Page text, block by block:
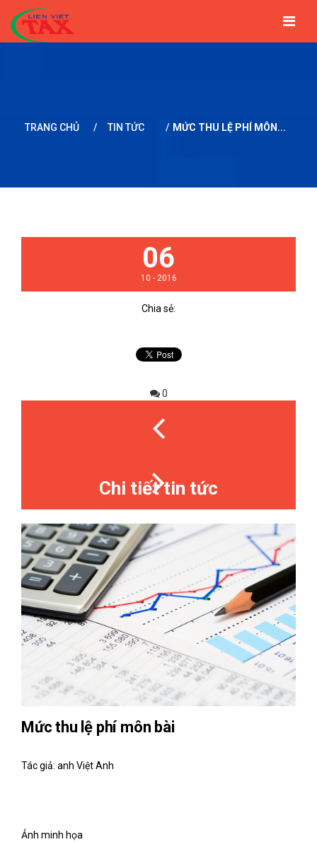
TRANG CHỦ / TIN TỨC / MỨC THU LỆ PHÍ MÔN...
Chi tiết tin tức
06
10 - 2016
Chia sẻ:
0
Mức thu lệ phí môn bài
Tác giả: anh Việt Anh
Ảnh minh họa